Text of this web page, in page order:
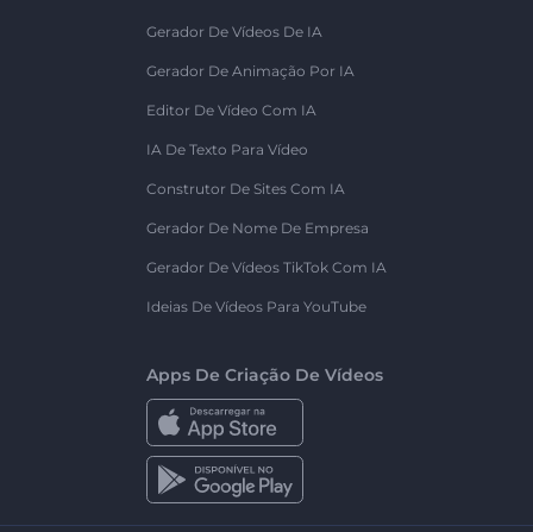
Gerador De Vídeos De IA
Gerador De Animação Por IA
Editor De Vídeo Com IA
IA De Texto Para Vídeo
Construtor De Sites Com IA
Gerador De Nome De Empresa
Gerador De Vídeos TikTok Com IA
Ideias De Vídeos Para YouTube
Apps De Criação De Vídeos